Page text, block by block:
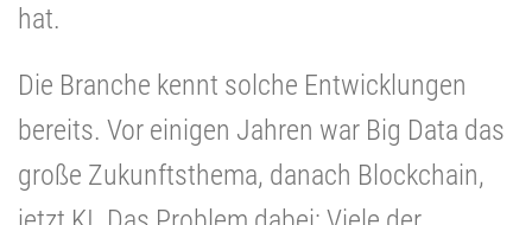
hat.
Die Branche kennt solche Entwicklungen
bereits. Vor einigen Jahren war Big Data das
große Zukunftsthema, danach Blockchain,